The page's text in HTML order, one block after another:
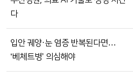
다
입안 궤양·눈 염증 반복된다면…
‘베체트병’ 의심해야